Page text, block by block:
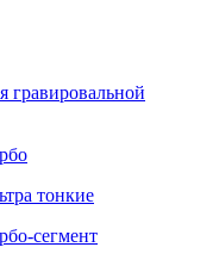
гравировальной
тонкие
сегмент